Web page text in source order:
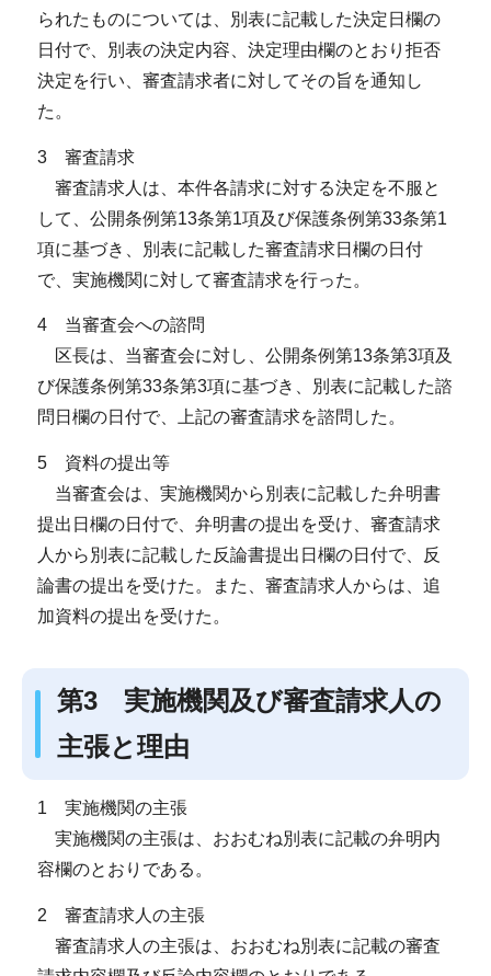
られたものについては、別表に記載した決定日欄の
日付で、別表の決定内容、決定理由欄のとおり拒否
決定を行い、審査請求者に対してその旨を通知し
た。
3 審査請求
審査請求人は、本件各請求に対する決定を不服と
して、公開条例第13条第1項及び保護条例第33条第1
項に基づき、別表に記載した審査請求日欄の日付
で、実施機関に対して審査請求を行った。
4 当審査会への諮問
区長は、当審査会に対し、公開条例第13条第3項及
び保護条例第33条第3項に基づき、別表に記載した諮
問日欄の日付で、上記の審査請求を諮問した。
5 資料の提出等
当審査会は、実施機関から別表に記載した弁明書
提出日欄の日付で、弁明書の提出を受け、審査請求
人から別表に記載した反論書提出日欄の日付で、反
論書の提出を受けた。また、審査請求人からは、追
加資料の提出を受けた。
第3 実施機関及び審査請求人の
主張と理由
1 実施機関の主張
実施機関の主張は、おおむね別表に記載の弁明内
容欄のとおりである。
2 審査請求人の主張
審査請求人の主張は、おおむね別表に記載の審査